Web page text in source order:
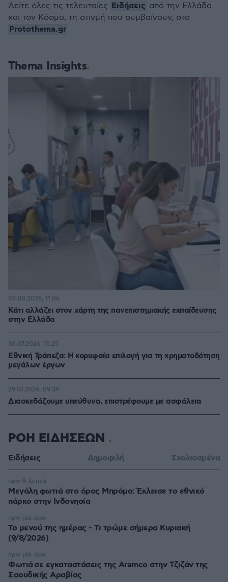
Thema Insights
Κάτι αλλάζει στον χάρτη της πανεπιστημιακής εκπαίδευσης
στην Ελλάδα
03.08.2026, 11:06
Εθνική Τράπεζα: Η κορυφαία επιλογή για τη χρηματοδότηση
μεγάλων έργων
30.07.2026, 15:25
Διασκεδάζουμε υπεύθυνα, επιστρέφουμε με ασφάλεια
29.07.2026, 09:39
Δείτε όλες τις τελευταίες Ειδήσεις από την Ελλάδα
και τον Κόσμο, τη στιγμή που συμβαίνουν, στο
Protothema.gr
ΡΟΗ ΕΙΔΗΣΕΩΝ
Ειδήσεις Δημοφιλή Σχολιασμένα
Μεγάλη φωτιά στο όρος Μπρόμο: Έκλεισε το εθνικό
πάρκο στην Ινδονησία
πριν 8 λεπτά
Το μενού της ημέρας - Τι τρώμε σήμερα Κυριακή
(9/8/2026)
πριν μία ώρα
Φωτιά σε εγκαταστάσεις της Aramco στην Τζιζάν της
Σαουδικής Αραβίας
πριν μία ώρα